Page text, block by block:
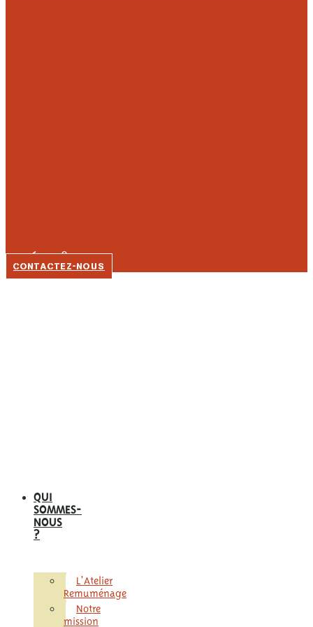
05 56 92 80 35
CONTACTEZ-NOUS
QUI
SOMMES-
NOUS
?
L’Atelier
Remuménage
Notre
mission